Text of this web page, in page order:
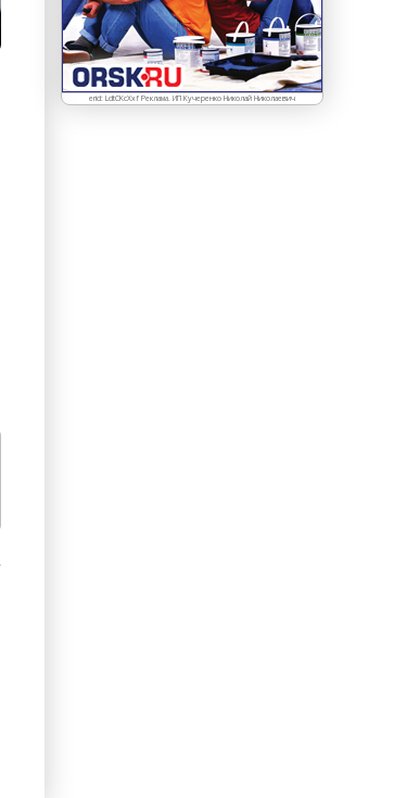
erid: LdtCKcXxf Реклама. ИП Кучеренко Николай Николаевич